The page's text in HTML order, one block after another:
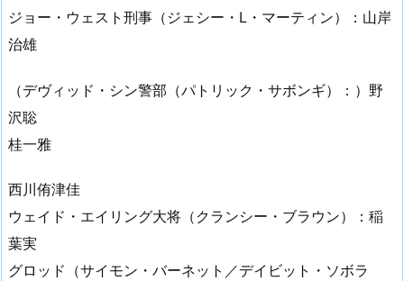
ジョー・ウェスト刑事（ジェシー・L・マーティン）：山岸
治雄
（デヴィッド・シン警部（パトリック・サボンギ）：）野
沢聡
桂一雅
西川侑津佳
ウェイド・エイリング大将（クランシー・ブラウン）：稲
葉実
グロッド（サイモン・バーネット／デイビット・ソボラ